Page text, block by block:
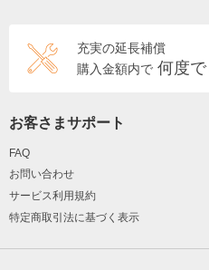
充実の延長補償
購入金額内で 何度
お客さまサポート
FAQ
お問い合わせ
サービス利用規約
特定商取引法に基づく表示